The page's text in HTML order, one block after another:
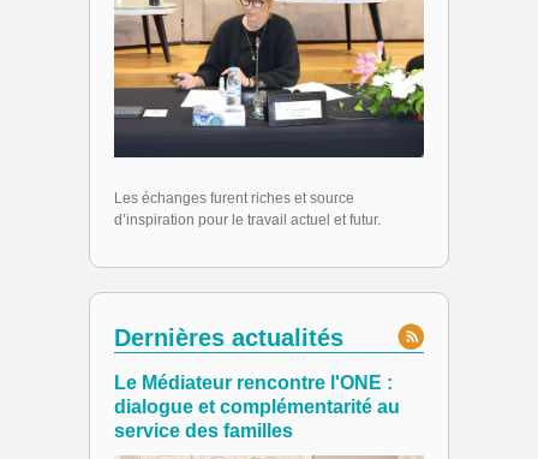
Les échanges furent riches et source
d’inspiration pour le travail actuel et futur.
Dernières actualités
Le Médiateur rencontre l'ONE :
dialogue et complémentarité au
service des familles